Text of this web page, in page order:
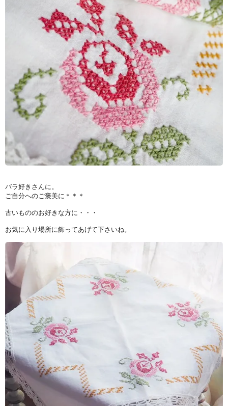
バラ好きさんに。
ご自分へのご褒美に＊＊＊
古いもののお好きな方に・・・
お気に入り場所に飾ってあげて下さいね。